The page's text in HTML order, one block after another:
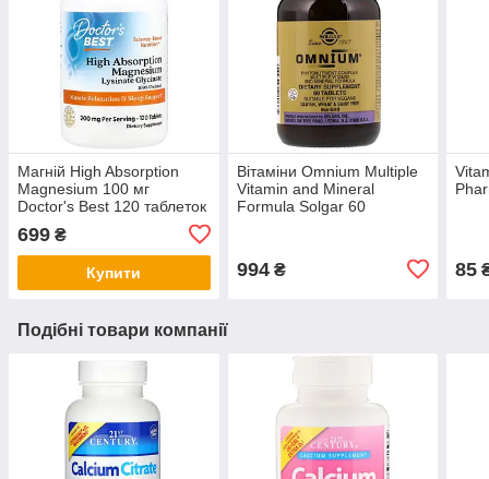
Магній High Absorption
Magnesium 100 мг
Doctor's Best 120 таблеток
699 ₴
Купити
Вітаміни Omnium Multiple
Vitamin and Mineral
Formula Solgar 60
994₴ 85
Подібні товари компанії